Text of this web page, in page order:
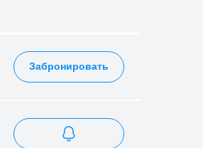
—
Забронировать
—